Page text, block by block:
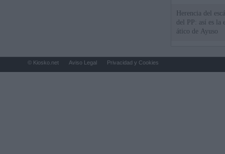
Herencia del
del PP: así es la
ático de Ayuso
© Kiosko.net Aviso Legal Privacidad y Cookies